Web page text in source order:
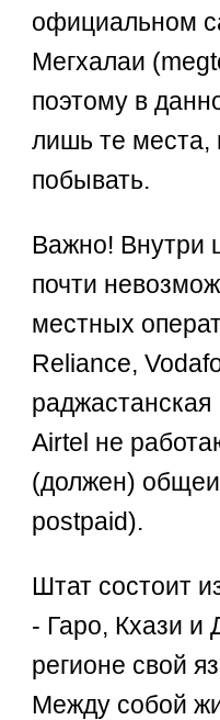
официальном
Мегхалаи
поэтому в
лишь те места,
побывать.
Важно! Внутри
почти
местных
Reliance,
раджастанская
Airtel не
(должен)
postpaid).
Штат состоит
- Гаро, Кхази и
регионе свой
Между собой